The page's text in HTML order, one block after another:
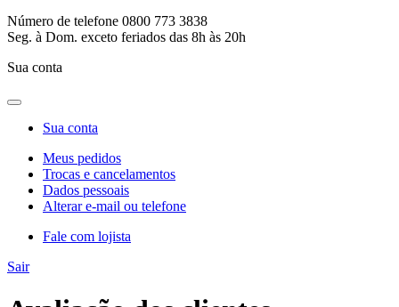
Número de telefone 0800 773 3838
Seg. à Dom. exceto feriados das 8h às 20h
Sua conta
Sua conta
Meus pedidos
Trocas e cancelamentos
Dados pessoais
Alterar e-mail ou telefone
Fale com lojista
Sair